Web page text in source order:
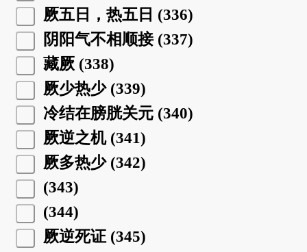
厥五日，热五日 (336)
阴阳气不相顺接 (337)
藏厥 (338)
厥少热少 (339)
冷结在膀胱关元 (340)
厥逆之机 (341)
厥多热少 (342)
(343)
(344)
厥逆死证 (345)